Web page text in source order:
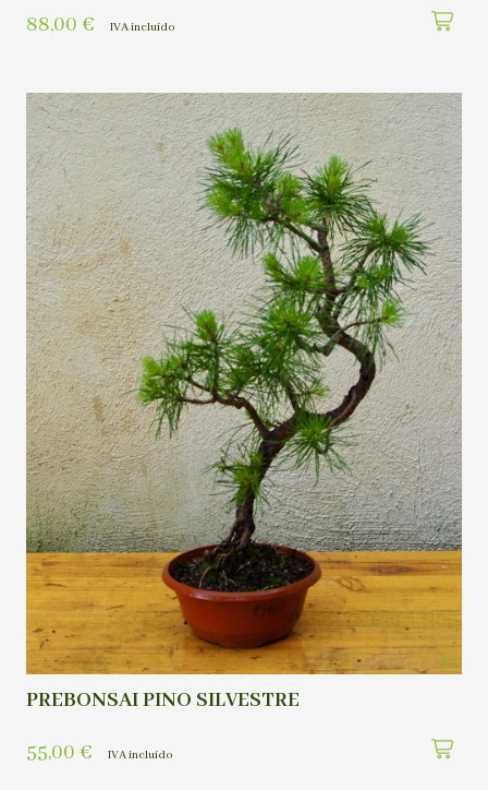
88,00 € IVA incluído
PREBONSAI PINO SILVESTRE
55,00 € IVA incluído